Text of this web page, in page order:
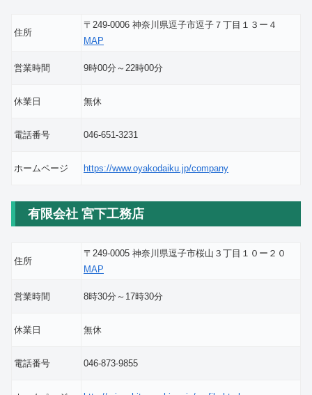
住所
〒249-0006 神奈川県逗子市逗子７丁目１３ー４
MAP
営業時間 9時00分～22時00分
休業日 無休
電話番号 046-651-3231
ホームページ https://www.oyakodaiku.jp/company
有限会社 宮下工務店
住所
〒249-0005 神奈川県逗子市桜山３丁目１０ー２０
MAP
営業時間 8時30分～17時30分
休業日 無休
電話番号 046-873-9855